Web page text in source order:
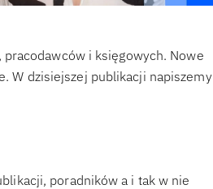
i księgowych. Nowe
W dzisiejszej publikacji napiszemy
poradników a i tak w nie